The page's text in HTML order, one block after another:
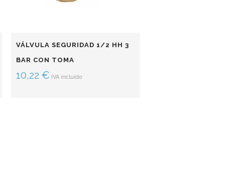
VÁLVULA SEGURIDAD 1/2 HH 3
BAR CON TOMA
10,22€ IVA incluido